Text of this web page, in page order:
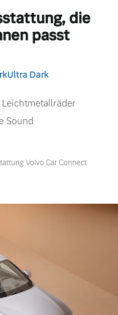
die
passt
Ultra Dark
Sound
Volvo Car Connect